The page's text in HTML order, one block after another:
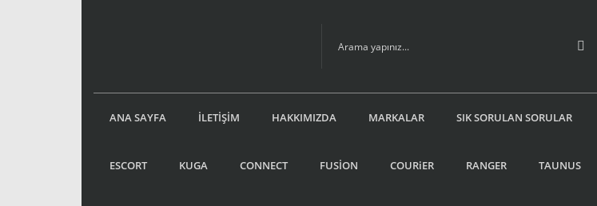
ANA SAYFA İLETİŞİM HAKKIMIZDA MARKALAR SIK SORULAN SORULAR
ESCORT KUGA CONNECT FUSİON COURiER RANGER TAUNUS